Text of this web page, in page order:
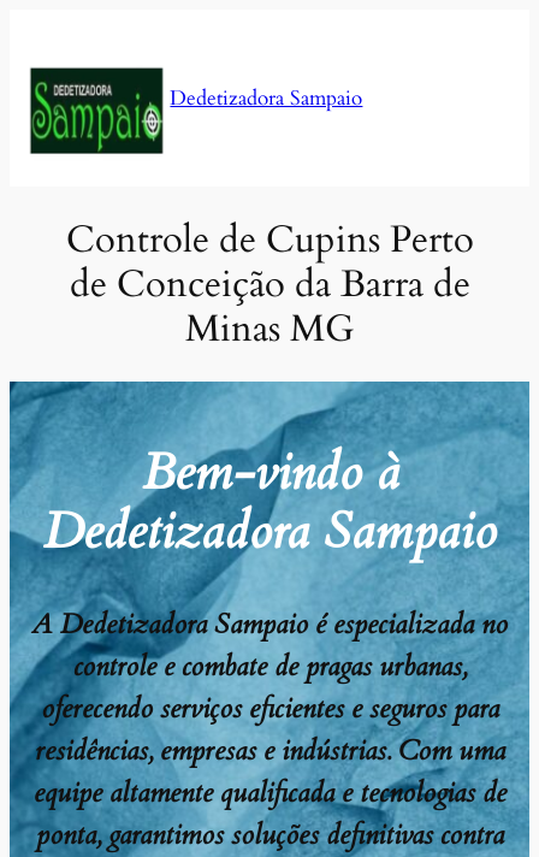
conteúdo
Dedetizadora Sampaio
Controle de Cupins Perto
de Conceição da Barra de
Minas MG
Bem-vindo à
Dedetizadora Sampaio
A Dedetizadora Sampaio é especializada no
controle e combate de pragas urbanas,
oferecendo serviços eficientes e seguros para
residências, empresas e indústrias. Com uma
equipe altamente qualificada e tecnologias de
ponta, garantimos soluções definitivas contra